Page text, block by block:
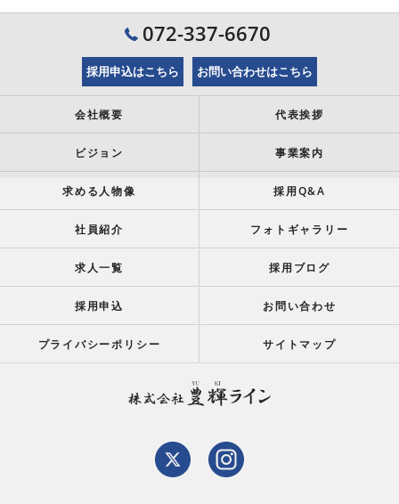
072-337-6670
採用申込はこちら お問い合わせはこちら
会社概要 代表挨拶
ビジョン 事業案内
求める人物像 採用Q&A
社員紹介 フォトギャラリー
求人一覧 採用ブログ
採用申込 お問い合わせ
プライバシーポリシー サイトマップ